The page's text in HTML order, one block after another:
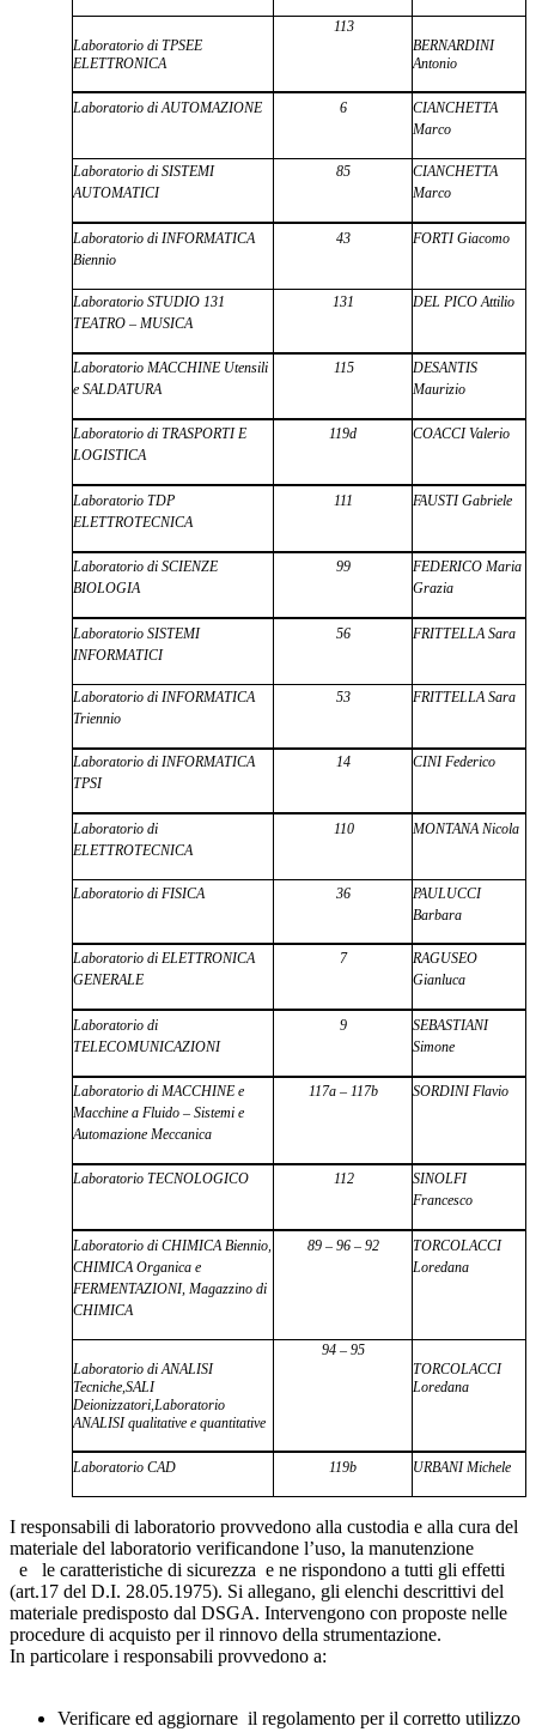
Laboratorio di TPSEE
ELETTRONICA
113
BERNARDINI
Antonio
Laboratorio di AUTOMAZIONE 6
CIANCHETTA
Marco
Laboratorio di SISTEMI
AUTOMATICI
85
CIANCHETTA
Marco
Laboratorio di INFORMATICA
Biennio
43 FORTI Giacomo
Laboratorio STUDIO 131
TEATRO – MUSICA
131 DEL PICO Attilio
Laboratorio MACCHINE Utensili
e SALDATURA
115
DESANTIS
Maurizio
Laboratorio di TRASPORTI E
LOGISTICA
119d COACCI Valerio
Laboratorio TDP
ELETTROTECNICA
111 FAUSTI Gabriele
Laboratorio di SCIENZE
BIOLOGIA
99
FEDERICO Maria
Grazia
Laboratorio SISTEMI
INFORMATICI
56 FRITTELLA Sara
Laboratorio di INFORMATICA
Triennio
53 FRITTELLA Sara
Laboratorio di INFORMATICA
TPSI
14 CINI Federico
Laboratorio di
ELETTROTECNICA
110 MONTANA Nicola
Laboratorio di FISICA 36
PAULUCCI
Barbara
Laboratorio di ELETTRONICA
GENERALE
7
RAGUSEO
Gianluca
Laboratorio di
TELECOMUNICAZIONI
9
SEBASTIANI
Simone
Laboratorio di MACCHINE e
Macchine a Fluido – Sistemi e
Automazione Meccanica
117a – 117b SORDINI Flavio
Laboratorio TECNOLOGICO 112
SINOLFI
Francesco
Laboratorio di CHIMICA Biennio,
CHIMICA Organica e
FERMENTAZIONI, Magazzino di
CHIMICA
89 – 96 – 92
TORCOLACCI
Loredana
Laboratorio di ANALISI
Tecniche,SALI
Deionizzatori,Laboratorio
ANALISI qualitative e quantitative
94 – 95
TORCOLACCI
Loredana
Laboratorio CAD 119b URBANI Michele
I responsabili di laboratorio provvedono alla custodia e alla cura del
materiale del laboratorio verificandone l’uso, la manutenzione
e
le caratteristiche di sicurezza e ne rispondono a tutti gli effetti
(art.17 del D.I. 28.05.1975). Si allegano, gli elenchi descrittivi del
materiale predisposto dal DSGA. Intervengono con proposte nelle
procedure di acquisto per il rinnovo della strumentazione.
In particolare i responsabili provvedono a:
Verificare ed aggiornare il regolamento per il corretto utilizzo